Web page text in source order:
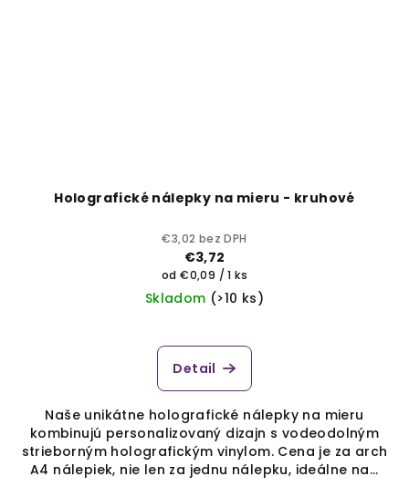
Holografické nálepky na mieru - kruhové
€3,02 bez DPH
€3,72
Jednotková
cena:
od €0,09 / 1 ks
Skladom (>10 ks)
Detail
Naše unikátne holografické nálepky na mieru
kombinujú personalizovaný dizajn s vodeodolným
strieborným holografickým vinylom. Cena je za arch
A4 nálepiek, nie len za jednu nálepku, ideálne na...